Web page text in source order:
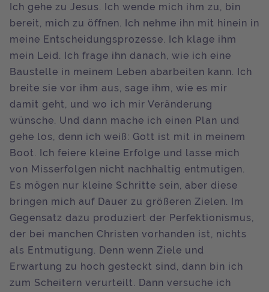
Ich gehe zu Jesus. Ich wende mich ihm zu, bin
bereit, mich zu öffnen. Ich nehme ihn mit hinein in
meine Entscheidungsprozesse. Ich klage ihm
mein Leid. Ich frage ihn danach, wie ich eine
Baustelle in meinem Leben abarbeiten kann. Ich
breite sie vor ihm aus, sage ihm, wie es mir
damit geht, und wo ich mir Veränderung
wünsche. Und dann mache ich einen Plan und
gehe los, denn ich weiß: Gott ist mit in meinem
Boot. Ich feiere kleine Erfolge und lasse mich
von Misserfolgen nicht nachhaltig entmutigen.
Es mögen nur kleine Schritte sein, aber diese
bringen mich auf Dauer zu größeren Zielen. Im
Gegensatz dazu produziert der Perfektionismus,
der bei manchen Christen vorhanden ist, nichts
als Entmutigung. Denn wenn Ziele und
Erwartung zu hoch gesteckt sind, dann bin ich
zum Scheitern verurteilt. Dann versuche ich